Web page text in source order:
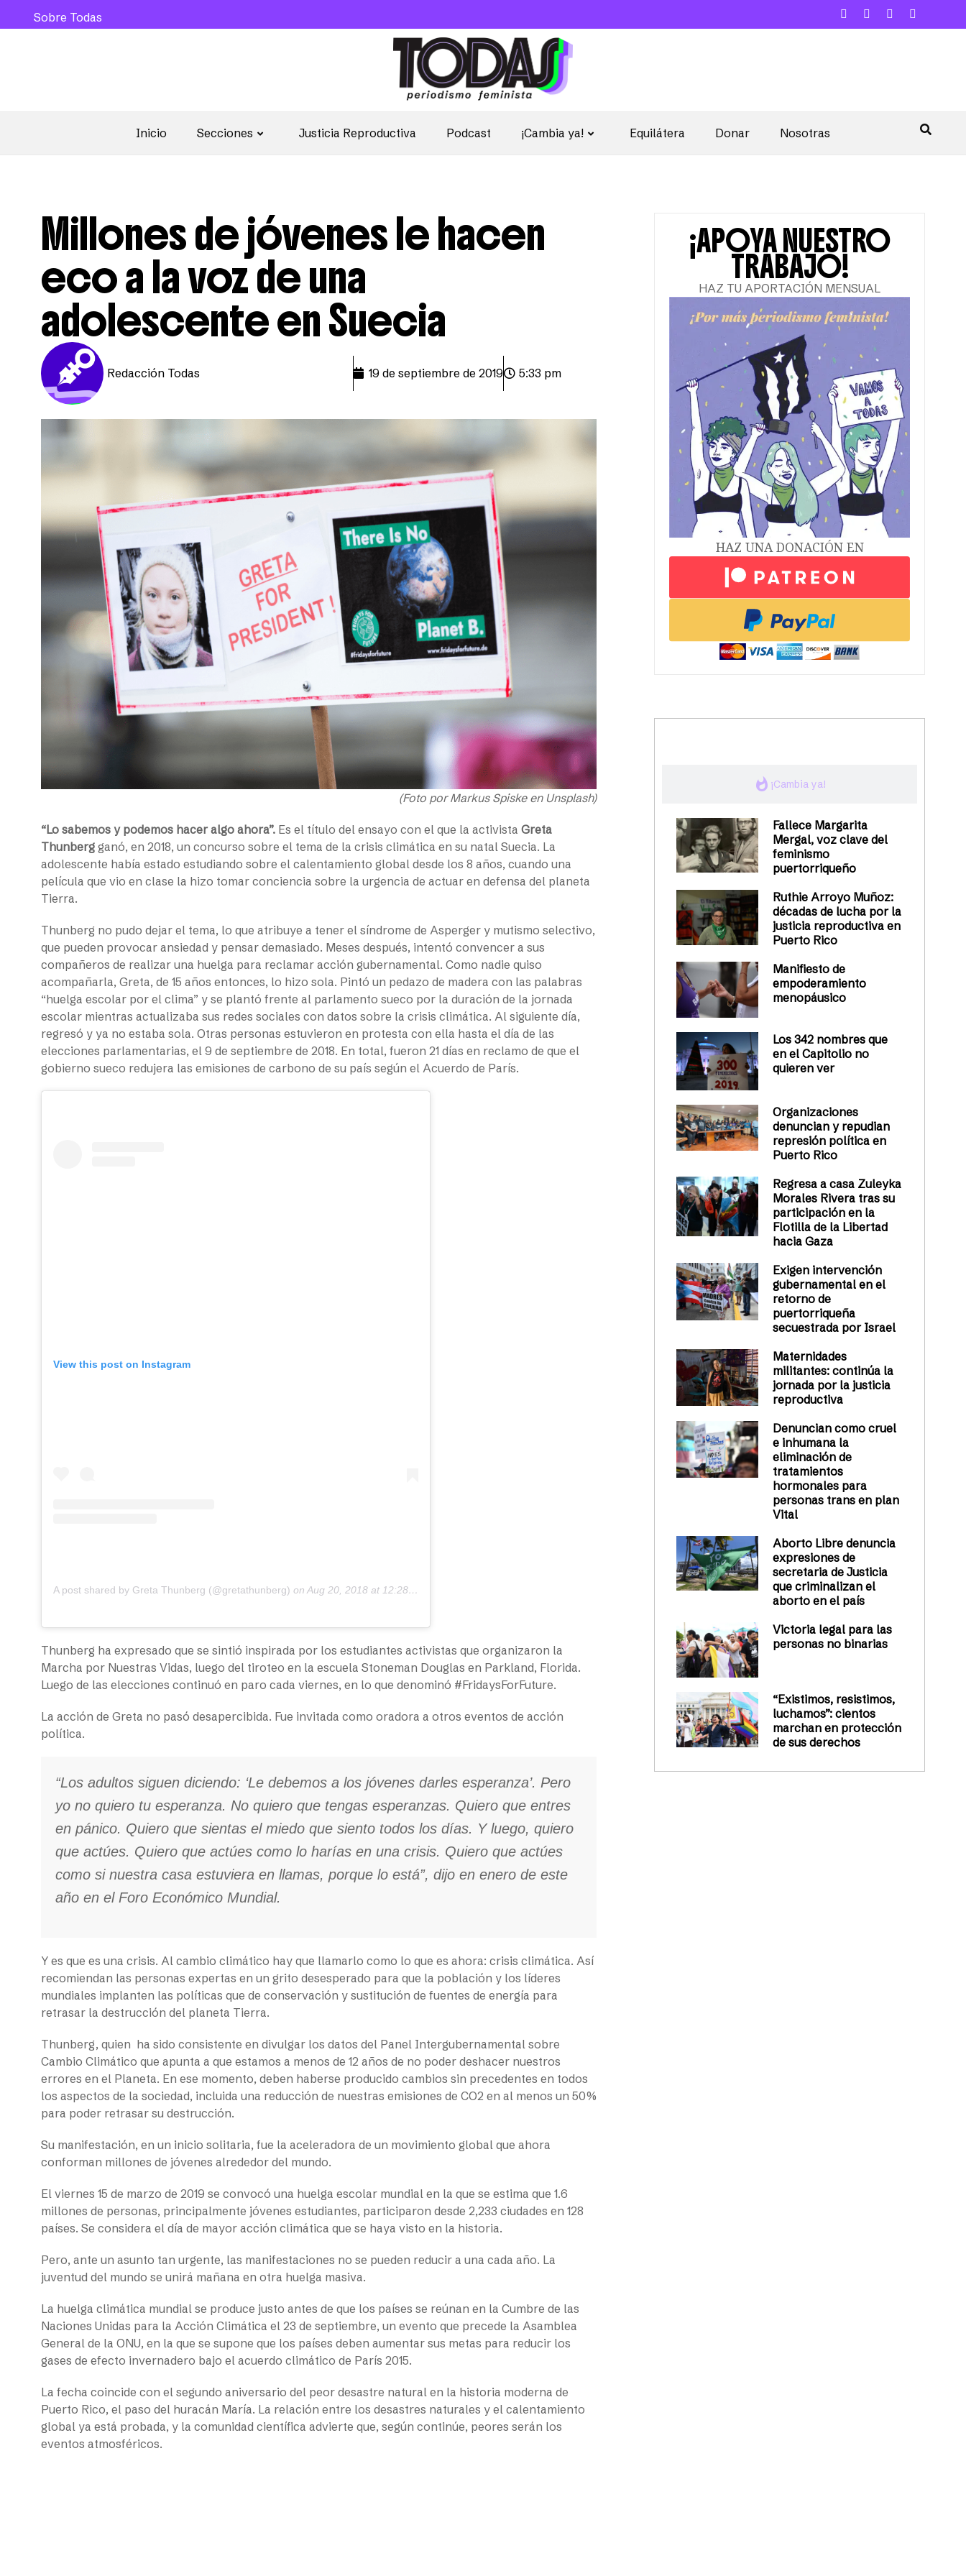
Inicio Secciones Justicia Reproductiva Podcast ¡Cambia ya! Equilátera Donar Nosotras
Sobre Todas
Millones de jóvenes le hacen
eco a la voz de una
adolescente en Suecia
Redacción Todas 19 de septiembre de 2019 5:33 pm
(Foto por Markus Spiske en Unsplash)
“Lo sabemos y podemos hacer algo ahora”. Es el título del ensayo con el que la activista Greta
Thunberg ganó, en 2018, un concurso sobre el tema de la crisis climática en su natal Suecia. La
adolescente había estado estudiando sobre el calentamiento global desde los 8 años, cuando una
película que vio en clase la hizo tomar conciencia sobre la urgencia de actuar en defensa del planeta
Tierra.
Thunberg no pudo dejar el tema, lo que atribuye a tener el síndrome de Asperger y mutismo selectivo,
que pueden provocar ansiedad y pensar demasiado. Meses después, intentó convencer a sus
compañeros de realizar una huelga para reclamar acción gubernamental. Como nadie quiso
acompañarla, Greta, de 15 años entonces, lo hizo sola. Pintó un pedazo de madera con las palabras
“huelga escolar por el clima” y se plantó frente al parlamento sueco por la duración de la jornada
escolar mientras actualizaba sus redes sociales con datos sobre la crisis climática. Al siguiente día,
regresó y ya no estaba sola. Otras personas estuvieron en protesta con ella hasta el día de las
elecciones parlamentarias, el 9 de septiembre de 2018. En total, fueron 21 días en reclamo de que el
gobierno sueco redujera las emisiones de carbono de su país según el Acuerdo de París.
View this post on Instagram
A post shared by Greta Thunberg (@gretathunberg) on Aug 20, 2018 at 12:28am PDT
Thunberg ha expresado que se sintió inspirada por los estudiantes activistas que organizaron la
Marcha por Nuestras Vidas, luego del tiroteo en la escuela Stoneman Douglas en Parkland, Florida.
Luego de las elecciones continuó en paro cada viernes, en lo que denominó #FridaysForFuture.
La acción de Greta no pasó desapercibida. Fue invitada como oradora a otros eventos de acción
política.
“Los adultos siguen diciendo: ‘Le debemos a los jóvenes darles esperanza’. Pero
yo no quiero tu esperanza. No quiero que tengas esperanzas. Quiero que entres
en pánico. Quiero que sientas el miedo que siento todos los días. Y luego, quiero
que actúes. Quiero que actúes como lo harías en una crisis. Quiero que actúes
como si nuestra casa estuviera en llamas, porque lo está”, dijo en enero de este
año en el Foro Económico Mundial.
Y es que es una crisis. Al cambio climático hay que llamarlo como lo que es ahora: crisis climática. Así
recomiendan las personas expertas en un grito desesperado para que la población y los líderes
mundiales implanten las políticas que de conservación y sustitución de fuentes de energía para
retrasar la destrucción del planeta Tierra.
Thunberg, quien ha sido consistente en divulgar los datos del Panel Intergubernamental sobre
Cambio Climático que apunta a que estamos a menos de 12 años de no poder deshacer nuestros
errores en el Planeta. En ese momento, deben haberse producido cambios sin precedentes en todos
los aspectos de la sociedad, incluida una reducción de nuestras emisiones de CO2 en al menos un 50%
para poder retrasar su destrucción.
Su manifestación, en un inicio solitaria, fue la aceleradora de un movimiento global que ahora
conforman millones de jóvenes alrededor del mundo.
El viernes 15 de marzo de 2019 se convocó una huelga escolar mundial en la que se estima que 1.6
millones de personas, principalmente jóvenes estudiantes, participaron desde 2,233 ciudades en 128
países. Se considera el día de mayor acción climática que se haya visto en la historia.
Pero, ante un asunto tan urgente, las manifestaciones no se pueden reducir a una cada año. La
juventud del mundo se unirá mañana en otra huelga masiva.
La huelga climática mundial se produce justo antes de que los países se reúnan en la Cumbre de las
Naciones Unidas para la Acción Climática el 23 de septiembre, un evento que precede la Asamblea
General de la ONU, en la que se supone que los países deben aumentar sus metas para reducir los
gases de efecto invernadero bajo el acuerdo climático de París 2015.
La fecha coincide con el segundo aniversario del peor desastre natural en la historia moderna de
Puerto Rico, el paso del huracán María. La relación entre los desastres naturales y el calentamiento
global ya está probada, y la comunidad científica advierte que, según continúe, peores serán los
eventos atmosféricos.
¡APOYA NUESTRO
TRABAJO!
HAZ TU APORTACIÓN MENSUAL
HAZ UNA DONACIÓN EN
whatshot ¡Cambia ya!
Fallece Margarita
Mergal, voz clave del
feminismo
puertorriqueño
Ruthie Arroyo Muñoz:
décadas de lucha por la
justicia reproductiva en
Puerto Rico
Manifiesto de
empoderamiento
menopáusico
Los 342 nombres que
en el Capitolio no
quieren ver
Organizaciones
denuncian y repudian
represión política en
Puerto Rico
Regresa a casa Zuleyka
Morales Rivera tras su
participación en la
Flotilla de la Libertad
hacia Gaza
Exigen intervención
gubernamental en el
retorno de
puertorriqueña
secuestrada por Israel
Maternidades
militantes: continúa la
jornada por la justicia
reproductiva
Denuncian como cruel
e inhumana la
eliminación de
tratamientos
hormonales para
personas trans en plan
Vital
Aborto Libre denuncia
expresiones de
secretaria de Justicia
que criminalizan el
aborto en el país
Victoria legal para las
personas no binarias
“Existimos, resistimos,
luchamos”: cientos
marchan en protección
de sus derechos